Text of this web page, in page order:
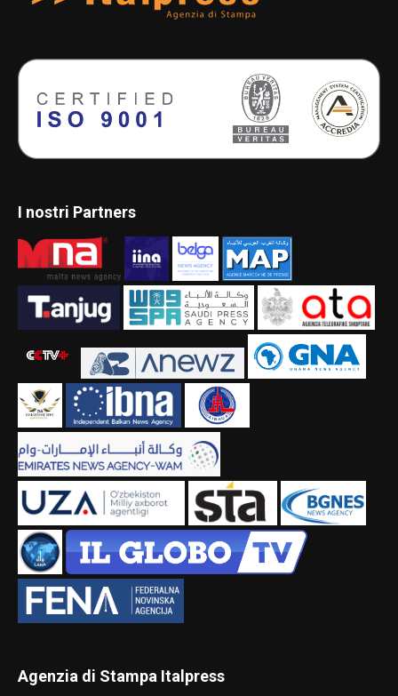
I nostri Partners
Agenzia di Stampa Italpress